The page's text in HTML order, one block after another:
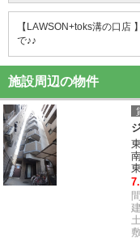
【LAWSON+toks溝の口店
で♪♪
施設周辺の物件